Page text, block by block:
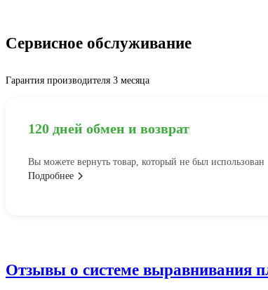
Сервисное обслуживание
Гарантия производителя 3 месяца
120 дней обмен и возврат
Вы можете вернуть товар, который не был использован
Подробнее
Отзывы о системе